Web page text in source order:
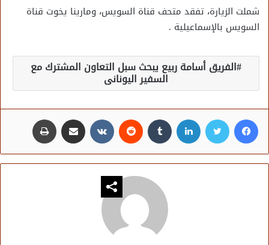
شملت الزيارة، تفقد متحف قناة السويس، ومارينا يخوت قناة
السويس بالإسماعيلية .
الفريق أسامة ربيع يبحث سبل التعاون المشترك مع
السفير اليونانى
فيسبوك تويتر لينكدإن مشاركة عبر البريد